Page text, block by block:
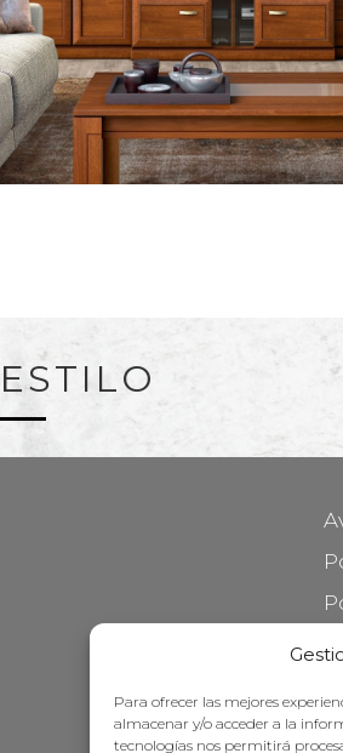
Para ofrecer las mejores
almacenar y/o acceder a la
tecnologías nos permitirá